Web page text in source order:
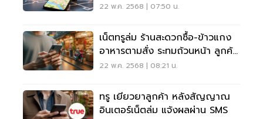
22 พ.ค. 2568 | 07:50 น.
เน็ตทรูล่ม ร้านสะดวกซื้อ-ข้าวแกง
อาหารตามสั่ง ระทมถ้วนหน้า ลูกค้า
จ่ายเงินไม่ได้
22 พ.ค. 2568 | 08:21 น.
ทรู เยียวยาลูกค้า หลังสัญญาณ
อินเตอร์เน็ตล่ม แจ้งผลผ่าน SMS